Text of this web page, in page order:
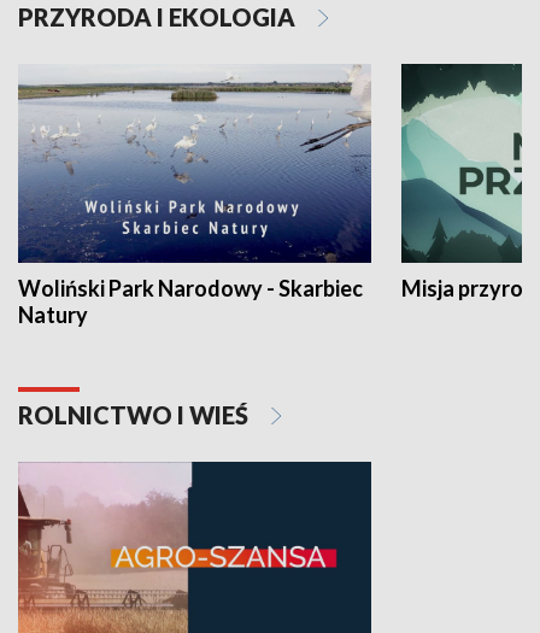
PRZYRODA I EKOLOGIA
Woliński Park Narodowy - Skarbiec
Natury
Misja
ROLNICTWO I WIEŚ